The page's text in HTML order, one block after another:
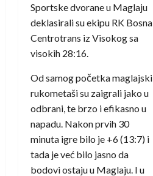
Sportske dvorane u Maglaju
deklasirali su ekipu RK Bosna
Centrotrans iz Visokog sa
visokih 28:16.
Od samog početka maglajski
rukometaši su zaigrali jako u
odbrani, te brzo i efikasno u
napadu. Nakon prvih 30
minuta igre bilo je +6 (13:7) i
tada je već bilo jasno da
bodovi ostaju u Maglaju. I u